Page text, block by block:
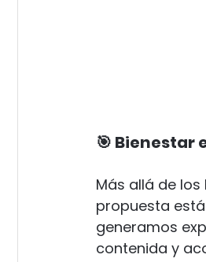
🎯 Bienestar
Más allá de
propuesta
generamos
contenida y